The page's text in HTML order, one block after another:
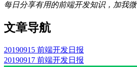
每日分享有用的前端开发知识，加我
文章导航
20190915 前端开发日报
20190917 前端开发日报